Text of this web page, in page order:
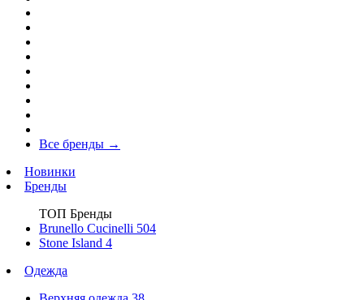
Все бренды →
Новинки
Бренды
ТОП Бренды
Brunello Cucinelli 504
Stone Island 4
Одежда